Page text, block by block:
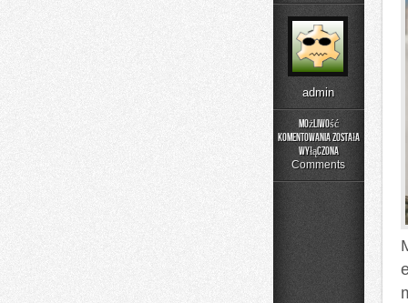
admin
Możliwość
komentowania
Fotografia
została
wyłączona
Comments